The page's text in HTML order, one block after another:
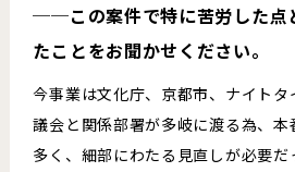
──この案件で特に苦労した点
たことをお聞かせください。
今事業は文化庁、京都市、ナイト
議会と関係部署が多岐に渡る為、
多く、細部にわたる見直しが必要だ